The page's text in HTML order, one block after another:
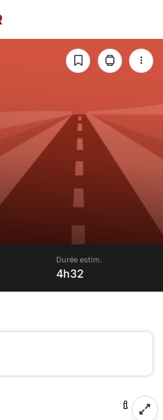
Durée estim.
4h32